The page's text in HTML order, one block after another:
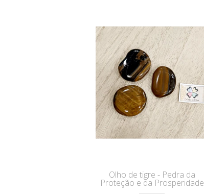
Olho de tigre - Pedra da
Proteção e da Prosperidade